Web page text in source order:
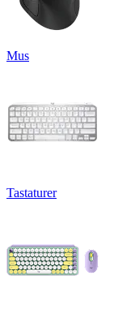
Mus
Tastaturer